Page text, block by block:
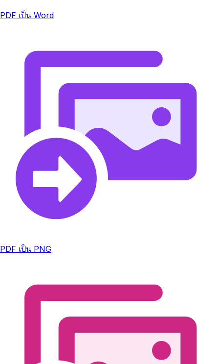
PDF เป็น Word
PDF เป็น PNG